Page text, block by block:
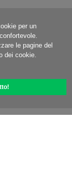
per un
le pagine del
dei cookie.